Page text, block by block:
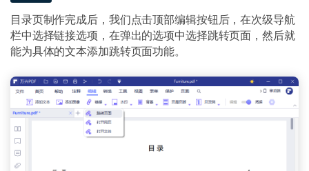
目录页制作完成后，我们点击顶部编辑按钮后，在次级导航
栏中选择链接选项，在弹出的选项中选择跳转页面，然后就
能为具体的文本添加跳转页面功能。